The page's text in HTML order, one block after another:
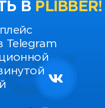
В PLIBBER!
Telegram